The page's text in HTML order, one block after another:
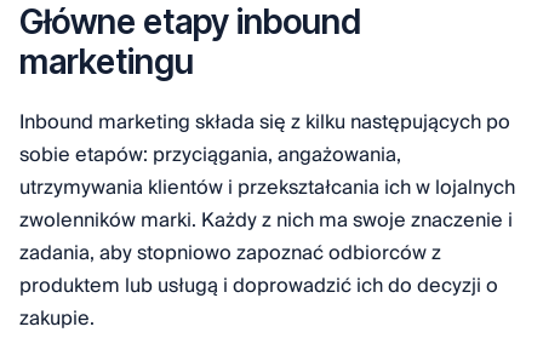
Główne etapy inbound
marketingu
Inbound marketing składa się z kilku następujących po
sobie etapów: przyciągania, angażowania,
utrzymywania klientów i przekształcania ich w lojalnych
zwolenników marki. Każdy z nich ma swoje znaczenie i
zadania, aby stopniowo zapoznać odbiorców z
produktem lub usługą i doprowadzić ich do decyzji o
zakupie.